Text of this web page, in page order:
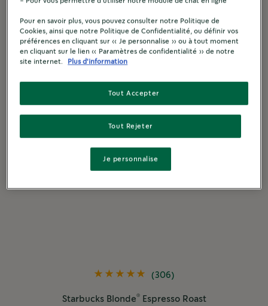
(306)
Starbucks Blonde®Espresso Roast
Pour en savoir plus, vous pouvez consulter notre Politique de
Cookies, ainsi que notre Politique de Confidentialité, ou définir vos
préférences en cliquant sur « Je personnalise » ou à tout moment
en cliquant sur le lien « Paramètres de confidentialité » de notre
site internet.
Plus d'information
Tout Rejeter
Tout Accepter
Je personnalise